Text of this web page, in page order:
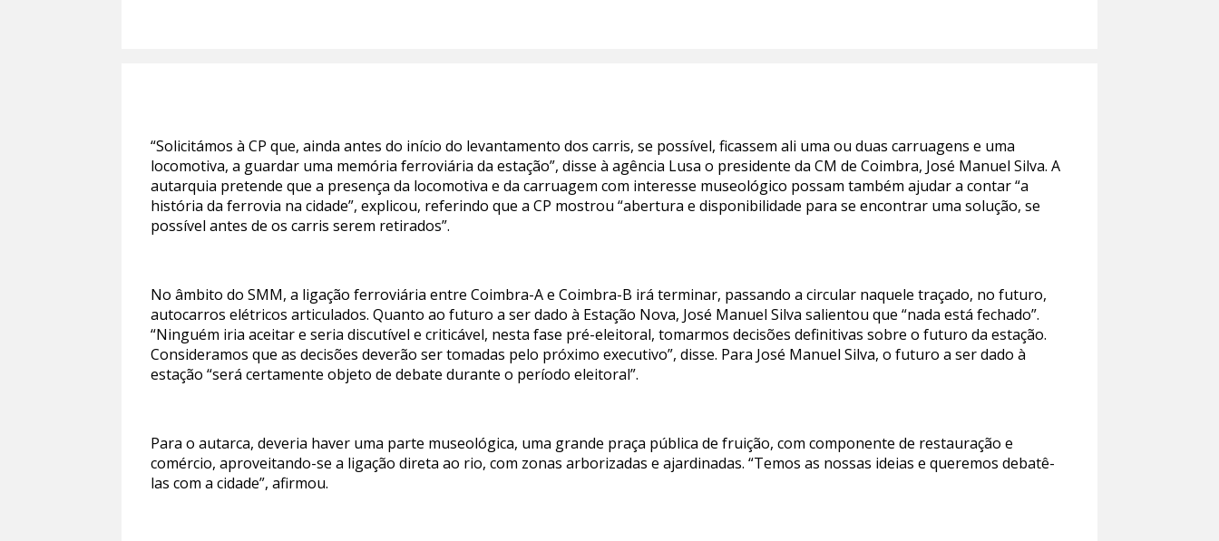
“Solicitámos à CP que, ainda antes do início do levantamento dos carris, se possível, ficassem ali uma ou duas carruagens e uma
locomotiva, a guardar uma memória ferroviária da estação”, disse à agência Lusa o presidente da CM de Coimbra, José Manuel Silva. A
autarquia pretende que a presença da locomotiva e da carruagem com interesse museológico possam também ajudar a contar “a
história da ferrovia na cidade”, explicou, referindo que a CP mostrou “abertura e disponibilidade para se encontrar uma solução, se
possível antes de os carris serem retirados”.
No âmbito do SMM, a ligação ferroviária entre Coimbra-A e Coimbra-B irá terminar, passando a circular naquele traçado, no futuro,
autocarros elétricos articulados. Quanto ao futuro a ser dado à Estação Nova, José Manuel Silva salientou que “nada está fechado”.
“Ninguém iria aceitar e seria discutível e criticável, nesta fase pré-eleitoral, tomarmos decisões definitivas sobre o futuro da estação.
Consideramos que as decisões deverão ser tomadas pelo próximo executivo”, disse. Para José Manuel Silva, o futuro a ser dado à
estação “será certamente objeto de debate durante o período eleitoral”.
Para o autarca, deveria haver uma parte museológica, uma grande praça pública de fruição, com componente de restauração e
comércio, aproveitando-se a ligação direta ao rio, com zonas arborizadas e ajardinadas. “Temos as nossas ideias e queremos debatê-
las com a cidade”, afirmou.